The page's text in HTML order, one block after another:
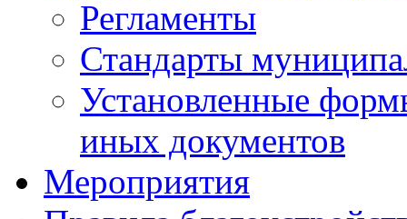
Регламенты
Стандарты
Установленные
иных документов
Мероприятия